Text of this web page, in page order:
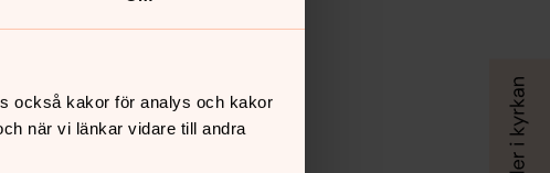
också kakor för analys och kakor
när vi länkar vidare till andra